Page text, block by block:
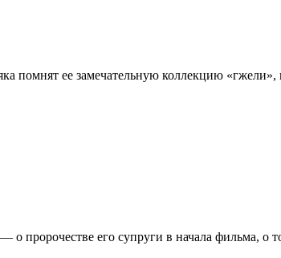
помнят ее замечательную коллекцию
его супруги в начала фильма, о